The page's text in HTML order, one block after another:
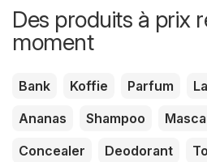
Des produits à prix
moment
Bank Koffie Parfum La
Ananas
Shampoo
Concealer
Deodorant